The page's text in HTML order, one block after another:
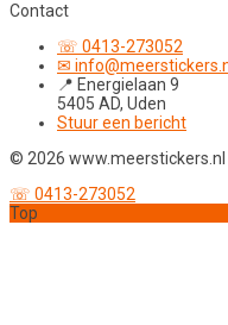
Contact
☏ 0413-273052
✉
📍 Energielaan 9
5405 AD, Uden
Stuur een bericht
© 2026
☏ 0413-273052
Top